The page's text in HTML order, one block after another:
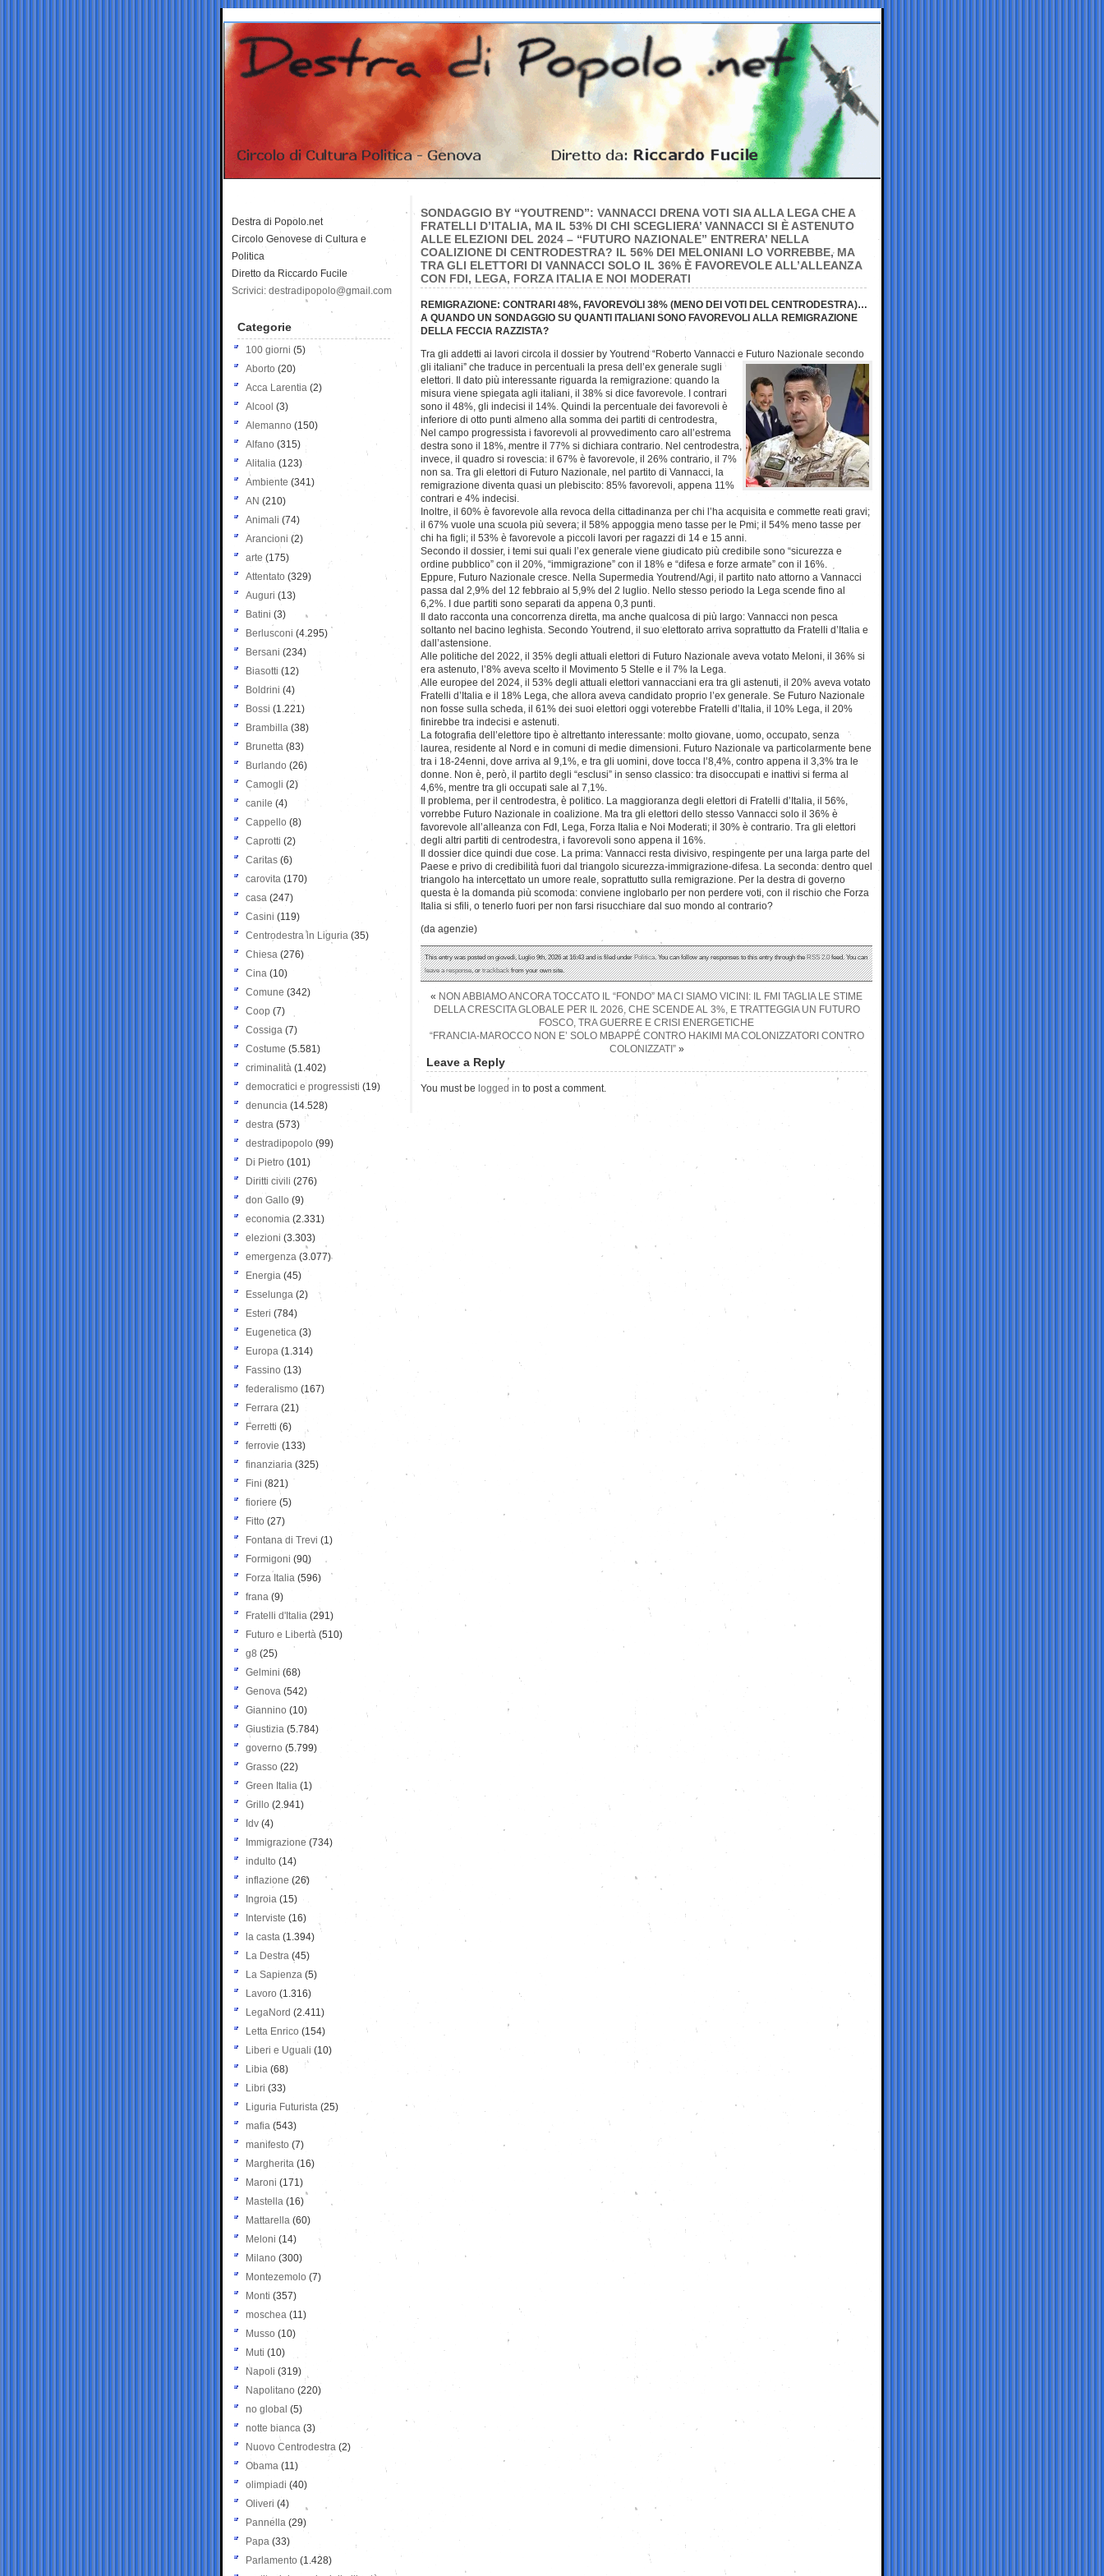
SONDAGGIO BY “YOUTREND”: VANNACCI DRENA VOTI SIA ALLA LEGA CHE A
FRATELLI D’ITALIA, MA IL 53% DI CHI SCEGLIERA’ VANNACCI SI È ASTENUTO
ALLE ELEZIONI DEL 2024 – “FUTURO NAZIONALE” ENTRERA’ NELLA
COALIZIONE DI CENTRODESTRA? IL 56% DEI MELONIANI LO VORREBBE, MA
TRA GLI ELETTORI DI VANNACCI SOLO IL 36% È FAVOREVOLE ALL’ALLEANZA
CON FDI, LEGA, FORZA ITALIA E NOI MODERATI
REMIGRAZIONE: CONTRARI 48%, FAVOREVOLI 38% (MENO DEI VOTI DEL CENTRODESTRA)…
A QUANDO UN SONDAGGIO SU QUANTI ITALIANI SONO FAVOREVOLI ALLA REMIGRAZIONE
DELLA FECCIA RAZZISTA?
Tra gli addetti ai lavori circola il dossier by Youtrend “Roberto Vannacci e Futuro Nazionale secondo
gli italiani” che traduce in percentuali la presa dell’ex generale sugli
elettori. Il dato più interessante riguarda la remigrazione: quando la
misura viene spiegata agli italiani, il 38% si dice favorevole. I contrari
sono il 48%, gli indecisi il 14%. Quindi la percentuale dei favorevoli è
inferiore di otto punti almeno alla somma dei partiti di centrodestra,
Nel campo progressista i favorevoli al provvedimento caro all’estrema
destra sono il 18%, mentre il 77% si dichiara contrario. Nel centrodestra,
invece, il quadro si rovescia: il 67% è favorevole, il 26% contrario, il 7%
non sa. Tra gli elettori di Futuro Nazionale, nel partito di Vannacci, la
remigrazione diventa quasi un plebiscito: 85% favorevoli, appena 11%
contrari e 4% indecisi.
Inoltre, il 60% è favorevole alla revoca della cittadinanza per chi l’ha acquisita e commette reati gravi;
il 67% vuole una scuola più severa; il 58% appoggia meno tasse per le Pmi; il 54% meno tasse per
chi ha figli; il 53% è favorevole a piccoli lavori per ragazzi di 14 e 15 anni.
Secondo il dossier, i temi sui quali l’ex generale viene giudicato più credibile sono “sicurezza e
ordine pubblico” con il 20%, “immigrazione” con il 18% e “difesa e forze armate” con il 16%.
Eppure, Futuro Nazionale cresce. Nella Supermedia Youtrend/Agi, il partito nato attorno a Vannacci
passa dal 2,9% del 12 febbraio al 5,9% del 2 luglio. Nello stesso periodo la Lega scende fino al
6,2%. I due partiti sono separati da appena 0,3 punti.
Il dato racconta una concorrenza diretta, ma anche qualcosa di più largo: Vannacci non pesca
soltanto nel bacino leghista. Secondo Youtrend, il suo elettorato arriva soprattutto da Fratelli d’Italia e
dall’astensione.
Alle politiche del 2022, il 35% degli attuali elettori di Futuro Nazionale aveva votato Meloni, il 36% si
era astenuto, l’8% aveva scelto il Movimento 5 Stelle e il 7% la Lega.
Alle europee del 2024, il 53% degli attuali elettori vannacciani era tra gli astenuti, il 20% aveva votato
Fratelli d’Italia e il 18% Lega, che allora aveva candidato proprio l’ex generale. Se Futuro Nazionale
non fosse sulla scheda, il 61% dei suoi elettori oggi voterebbe Fratelli d’Italia, il 10% Lega, il 20%
finirebbe tra indecisi e astenuti.
La fotografia dell’elettore tipo è altrettanto interessante: molto giovane, uomo, occupato, senza
laurea, residente al Nord e in comuni di medie dimensioni. Futuro Nazionale va particolarmente bene
tra i 18-24enni, dove arriva al 9,1%, e tra gli uomini, dove tocca l’8,4%, contro appena il 3,3% tra le
donne. Non è, però, il partito degli “esclusi” in senso classico: tra disoccupati e inattivi si ferma al
4,6%, mentre tra gli occupati sale al 7,1%.
Il problema, per il centrodestra, è politico. La maggioranza degli elettori di Fratelli d’Italia, il 56%,
vorrebbe Futuro Nazionale in coalizione. Ma tra gli elettori dello stesso Vannacci solo il 36% è
favorevole all’alleanza con FdI, Lega, Forza Italia e Noi Moderati; il 30% è contrario. Tra gli elettori
degli altri partiti di centrodestra, i favorevoli sono appena il 16%.
Il dossier dice quindi due cose. La prima: Vannacci resta divisivo, respingente per una larga parte del
Paese e privo di credibilità fuori dal triangolo sicurezza-immigrazione-difesa. La seconda: dentro quel
triangolo ha intercettato un umore reale, soprattutto sulla remigrazione. Per la destra di governo
questa è la domanda più scomoda: conviene inglobarlo per non perdere voti, con il rischio che Forza
Italia si sfili, o tenerlo fuori per non farsi risucchiare dal suo mondo al contrario?
(da agenzie)
This entry was posted on giovedì, Luglio 9th, 2026 at 16:43 and is filed underPolitica. You can follow any responses to this entry through theRSS 2.0feed. You can
leave a response, ortrackbackfrom your own site.
« NON ABBIAMO ANCORA TOCCATO IL “FONDO” MA CI SIAMO VICINI: IL FMI TAGLIA LE STIME
DELLA CRESCITA GLOBALE PER IL 2026, CHE SCENDE AL 3%, E TRATTEGGIA UN FUTURO
FOSCO, TRA GUERRE E CRISI ENERGETICHE
“FRANCIA-MAROCCO NON E’ SOLO MBAPPÉ CONTRO HAKIMI MA COLONIZZATORI CONTRO
COLONIZZATI”»
Leave a Reply
You must be logged in to post a comment.
Destra di Popolo.net
Circolo Genovese di Cultura e
Politica
Diretto da Riccardo Fucile
Scrivici: destradipopolo@gmail.com
Categorie
100 giorni (5)
Aborto (20)
Acca Larentia (2)
Alcool (3)
Alemanno (150)
Alfano (315)
Alitalia (123)
Ambiente (341)
AN (210)
Animali (74)
Arancioni (2)
arte (175)
Attentato (329)
Auguri (13)
Batini (3)
Berlusconi (4.295)
Bersani (234)
Biasotti (12)
Boldrini (4)
Bossi (1.221)
Brambilla (38)
Brunetta (83)
Burlando (26)
Camogli (2)
canile (4)
Cappello (8)
Caprotti (2)
Caritas (6)
carovita (170)
casa (247)
Casini (119)
Centrodestra in Liguria (35)
Chiesa (276)
Cina (10)
Comune (342)
Coop (7)
Cossiga (7)
Costume (5.581)
criminalità (1.402)
democratici e progressisti (19)
denuncia (14.528)
destra (573)
destradipopolo (99)
Di Pietro (101)
Diritti civili (276)
don Gallo (9)
economia (2.331)
elezioni (3.303)
emergenza (3.077)
Energia (45)
Esselunga (2)
Esteri (784)
Eugenetica (3)
Europa (1.314)
Fassino (13)
federalismo (167)
Ferrara (21)
Ferretti (6)
ferrovie (133)
finanziaria (325)
Fini (821)
fioriere (5)
Fitto (27)
Fontana di Trevi (1)
Formigoni (90)
Forza Italia (596)
frana (9)
Fratelli d'Italia (291)
Futuro e Libertà (510)
g8 (25)
Gelmini (68)
Genova (542)
Giannino (10)
Giustizia (5.784)
governo (5.799)
Grasso (22)
Green Italia (1)
Grillo (2.941)
Idv (4)
Immigrazione (734)
indulto (14)
inflazione (26)
Ingroia (15)
Interviste (16)
la casta (1.394)
La Destra (45)
La Sapienza (5)
Lavoro (1.316)
LegaNord (2.411)
Letta Enrico (154)
Liberi e Uguali (10)
Libia (68)
Libri (33)
Liguria Futurista (25)
mafia (543)
manifesto (7)
Margherita (16)
Maroni (171)
Mastella (16)
Mattarella (60)
Meloni (14)
Milano (300)
Montezemolo (7)
Monti (357)
moschea (11)
Musso (10)
Muti (10)
Napoli (319)
Napolitano (220)
no global (5)
notte bianca (3)
Nuovo Centrodestra (2)
Obama (11)
olimpiadi (40)
Oliveri (4)
Pannella (29)
Papa (33)
Parlamento (1.428)